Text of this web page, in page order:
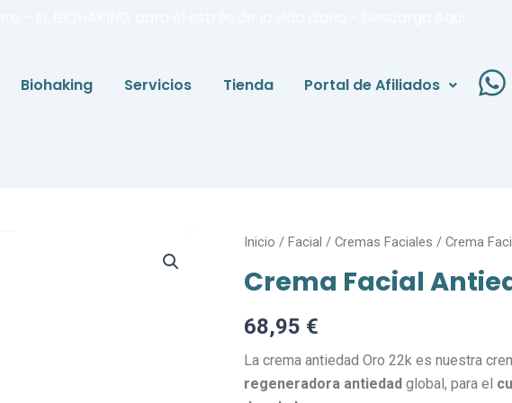
Biohaking Servicios Tienda Portal de Afiliados
Inicio /Facial /Cremas Faciales / Crema
Crema Facial
68,95 €
La crema antiedad Oro 22k es nuestra
regeneradora antiedad global, para el
Crema
Antiedad
Oro
cantidad